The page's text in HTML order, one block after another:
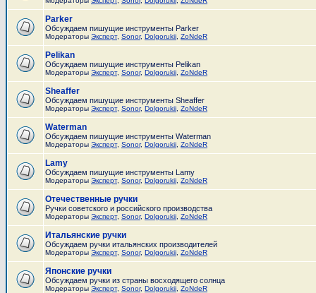
Parker
Обсуждаем пишущие инструменты Parker
Модераторы Эксперт, Sonor, Dolgorukii ZoNdeR
Pelikan
Обсуждаем пишущие инструменты Pelikan
Модераторы Эксперт, Sonor, Dolgorukii ZoNdeR
Sheaffer
Обсуждаем пишущие инструменты Sheaffer
Модераторы Эксперт, Sonor, Dolgorukii ZoNdeR
Waterman
Обсуждаем пишущие инструменты Waterman
Модераторы Эксперт, Sonor, Dolgorukii ZoNdeR
Lamy
Обсуждаем пишущие инструменты Lamy
Модераторы Эксперт, Sonor, Dolgorukii ZoNdeR
Отечественные ручки
Ручки советского и российского производства
Модераторы Эксперт, Sonor, Dolgorukii ZoNdeR
Итальянские ручки
Обсуждаем ручки итальянских производителей
Модераторы Эксперт, Sonor, Dolgorukii ZoNdeR
Японские ручки
Обсуждаем ручки из страны восходящего солнца
Модераторы Эксперт, Sonor, Dolgorukii ZoNdeR